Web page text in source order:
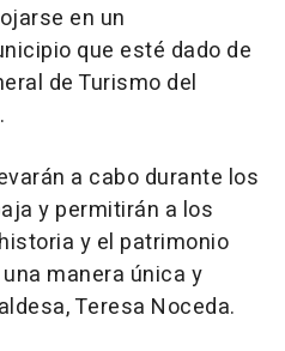
en un
que esté dado de
de Turismo del
a cabo durante los
y permitirán a los
y el patrimonio
manera única y
Teresa Noceda.